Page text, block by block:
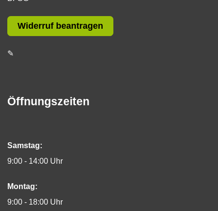
Widerruf beantragen
✎
Öffnungszeiten
Samstag:
9:00 - 14:00 Uhr
Montag:
9:00 - 18:00 Uhr